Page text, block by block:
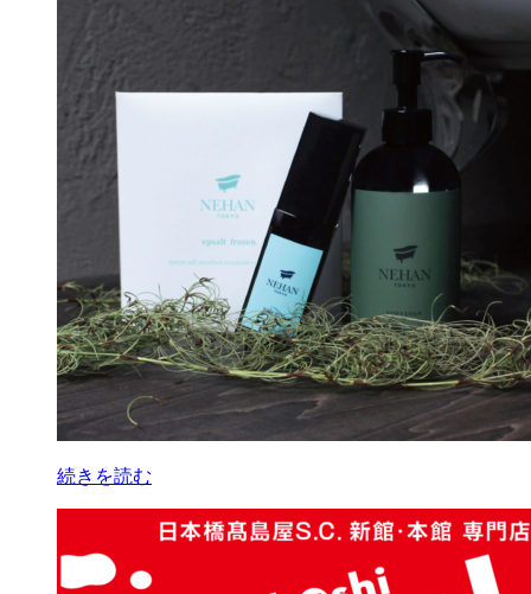
続きを読む